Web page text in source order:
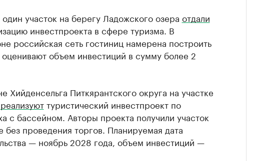
участок на берегу Ладожского озера отдали
инвестпроекта в сфере туризма. В
российская сеть гостиниц намерена построить
объем инвестиций в сумму более 2
Хийденсельга Питкярантского округа на участке
реализуюттуристический инвестпроект по
с бассейном. Авторы проекта получили участок
без проведения торгов. Планируемая дата
— ноябрь 2028 года, объем инвестиций —